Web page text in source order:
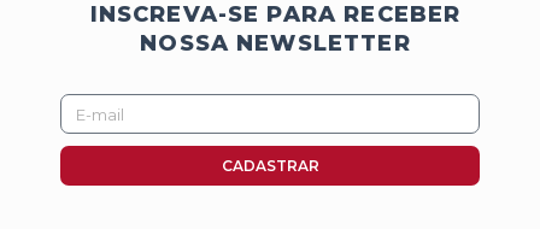
INSCREVA-SE PARA RECEBER
NOSSA NEWSLETTER
E-
mail
CADASTRAR